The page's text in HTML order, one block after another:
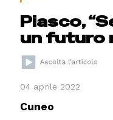
Piasco,
un futuro
04 aprile 2022
Cuneo